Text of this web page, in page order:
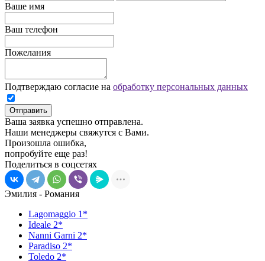
Ваше имя
Ваш телефон
Пожелания
Подтверждаю согласие на обработку персональных данных
Отправить
Ваша заявка успешно отправлена.
Наши менеджеры свяжутся с Вами.
Произошла ошибка,
попробуйте еще раз!
Поделиться в соцсетях
Эмилия - Романия
Lagomaggio 1*
Ideale 2*
Nanni Garni 2*
Paradiso 2*
Toledo 2*